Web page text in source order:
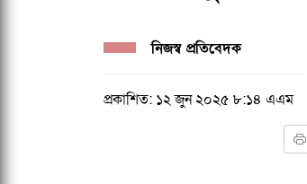
নিজস্ব প্রতিবেদক
প্রকাশিত: ১২ জুন ২০২৫ ৮:১৪ এএম